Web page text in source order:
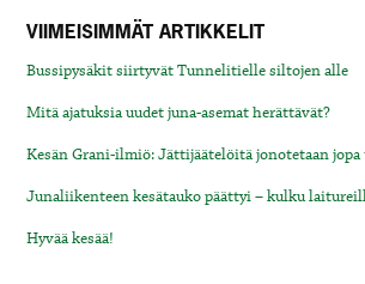
VIIMEISIMMÄT ARTIKKELIT
Bussipysäkit siirtyvät Tunnelitielle siltojen alle
Mitä ajatuksia uudet juna-asemat herättävät?
Kesän Grani-ilmiö: Jättijäätelöitä jonotetaan
Junaliikenteen kesätauko päättyi – kulku
Hyvää kesää!